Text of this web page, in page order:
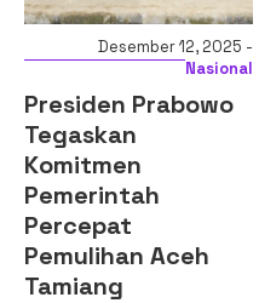
Desember 12, 2025 -
Nasional
Presiden Prabowo
Tegaskan
Komitmen
Pemerintah
Percepat
Pemulihan Aceh
Tamiang